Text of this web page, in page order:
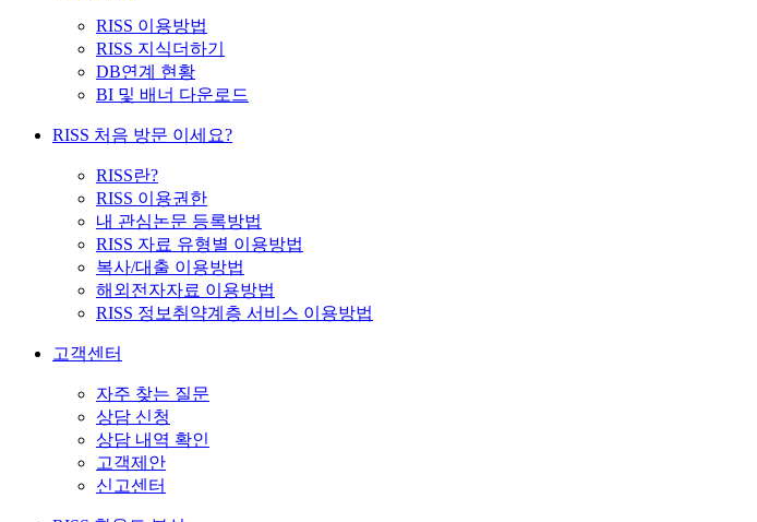
RISS 이용방법
RISS 지식더하기
DB연계 현황
BI 및 배너 다운로드
RISS 처음 방문 이세요?
RISS란?
RISS 이용권한
내 관심논문 등록방법
RISS 자료 유형별 이용방법
복사/대출 이용방법
해외전자자료 이용방법
RISS 정보취약계층 서비스 이용방법
고객센터
자주 찾는 질문
상담 신청
상담 내역 확인
고객제안
신고센터